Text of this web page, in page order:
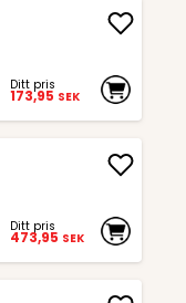
Ditt pris
173,95 SEK
Ditt pris
473,95 SEK